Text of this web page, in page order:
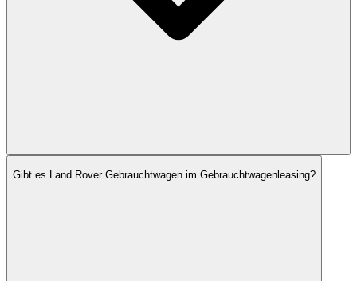
Gibt es Land Rover Gebrauchtwagen im Gebrauchtwagenleasing?